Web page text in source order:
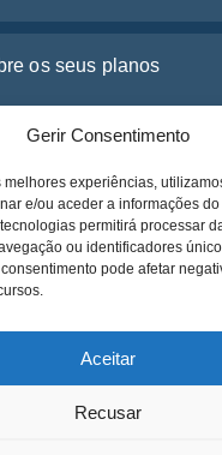
Gerir Consentimento
melhores experiências,
e/ou aceder a informações
permitirá processar
ou identificadores
pode afetar
Aceitar
Recusar
com a
Obtenha um Orçamento
Obtenha um Orçamento